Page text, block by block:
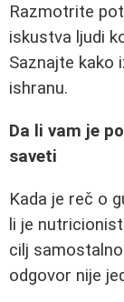
Razmotrite
iskustva ljudi
Saznajte kako
ishranu.
Da li vam je
saveti
Kada je reč o
li je
cilj
odgovor nije